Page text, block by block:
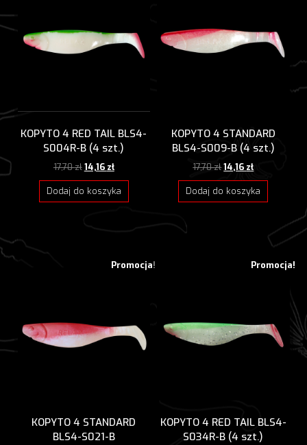
KOPYTO 4 RED TAIL BLS4-
S004R-B (4 szt.)
17,70złPierwotna
cena
wynosiła:
17,70 zł.
14,16 złAktualna
cena
wynosi:
14,16 zł.
Dodaj do koszyka
KOPYTO 4 STANDARD
BLS4-S009-B (4 szt.)
17,70złPierwotna
cena
wynosiła:
17,70 zł.
14,16 złAktualna
cena
wynosi:
14,16 zł.
Dodaj do koszyka
Promocja!
KOPYTO 4 STANDARD
BLS4-S021-B
Promocja!
KOPYTO 4 RED TAIL BLS4-
S034R-B (4 szt.)